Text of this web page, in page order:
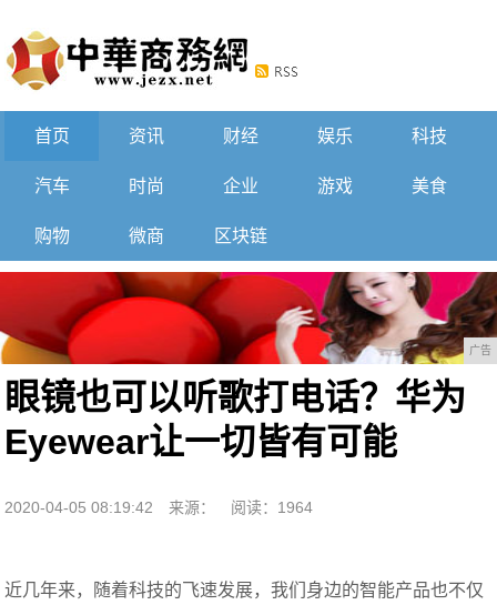
首页 资讯 财经 娱乐 科技
汽车 时尚 企业 游戏 美食
购物 微商 区块链
广告
眼镜也可以听歌打电话？华为
Eyewear让一切皆有可能
2020-04-05 08:19:42 来源： 阅读：1964
近几年来，随着科技的飞速发展，我们身边的智能产品也不仅